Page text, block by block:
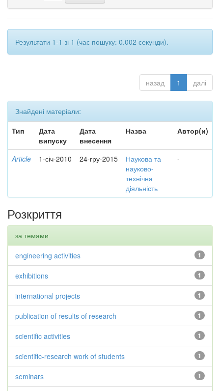
Результати 1-1 зі 1 (час пошуку: 0.002 секунди).
назад 1 далі
Знайдені матеріали:
Тип
Дата
випуску
Дата
внесення
Назва Автор(и)
Article 1-січ-2010 24-гру-2015
Наукова та
науково-
технічна
діяльність
-
Розкриття
за темами
1
engineering activities
1
exhibitions
1
international projects
1
publication of results of research
1
scientific activities
1
scientific-research work of students
1
seminars